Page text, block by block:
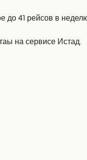
41 рейсов в
на сервисе Истад.